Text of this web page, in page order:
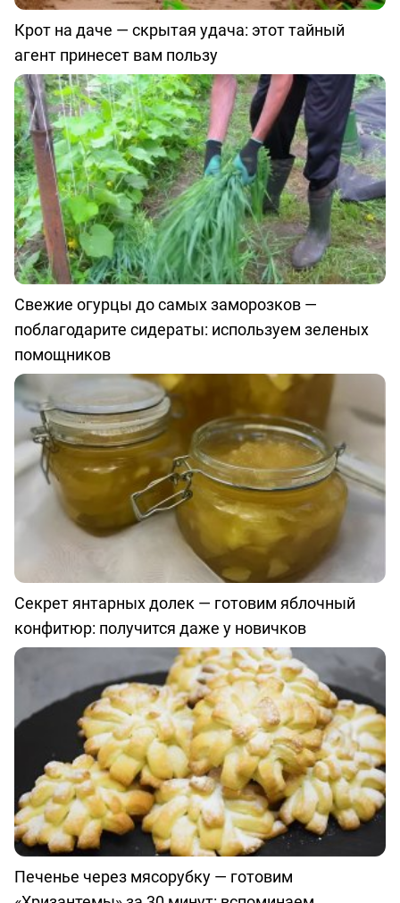
Крот на даче — скрытая удача: этот тайный
агент принесет вам пользу
Свежие огурцы до самых заморозков —
поблагодарите сидераты: используем зеленых
помощников
Секрет янтарных долек — готовим яблочный
конфитюр: получится даже у новичков
Печенье через мясорубку — готовим